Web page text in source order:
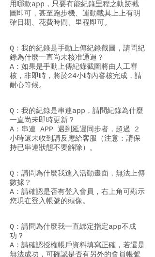
用哪款app，只要有能紀錄里程之軌跡截
圖即可，甚至跑步機、運動載具上上有明
確日期、花費時間、里程即可。
Q：我的紀錄是手動上傳紀錄截圖，請問紀
錄為什麼一直尚未核准通過？
A：如果是手動上傳紀錄截圖將由人工審
核，非即時，將於24小時內審核完成，請
耐心等候。
Q：我的紀錄是串連app，請問紀錄為什麼
一直尚未即時更新？
A：串連 APP 遇到延遲同步者，超過 2
小時還未收到請反應給客服（注意：請保
持已串連狀態不要解除）。
Q：請問為什麼我進入活動畫面，無法上傳
數據？
A：請確認是否有登入會員，右上角可顯示
您現在登入帳號的頭像。
Q：請問為什麼我一直綁定指定app不成
功？
A：請確認授權帳戶資料填寫正確，若還是
無法成功，可確認是否有另外的會員帳號